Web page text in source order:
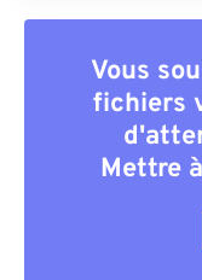
Vous
fichiers
Mettre